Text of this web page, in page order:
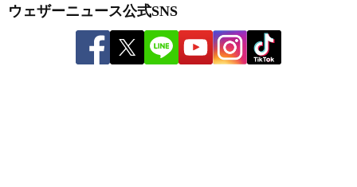
ウェザーニュース公式SNS